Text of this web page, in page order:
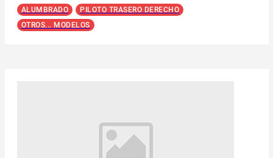
ALUMBRADO
PILOTO TRASERO DERECHO
OTROS... MODELOS